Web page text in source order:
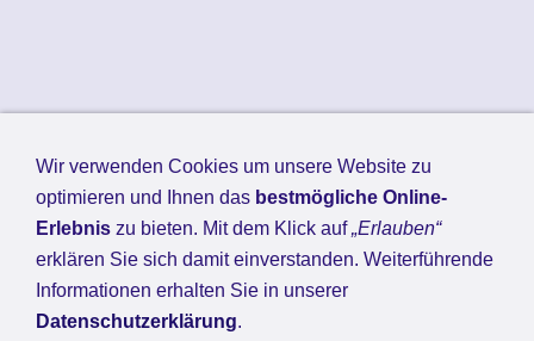
Wir verwenden Cookies um unsere Website zu
optimieren und Ihnen das bestmögliche Online-
Erlebnis zu bieten. Mit dem Klick auf„Erlauben“
erklären Sie sich damit einverstanden. Weiterführende
Informationen erhalten Sie in unserer
Datenschutzerklärung.